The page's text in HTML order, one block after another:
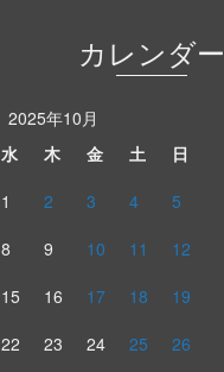
カレンダー
2025年10月
水 木 金 土
日
1
2 3 4
5
8 9 10 11
12
15 16 17 18
19
22 23 24 25
26